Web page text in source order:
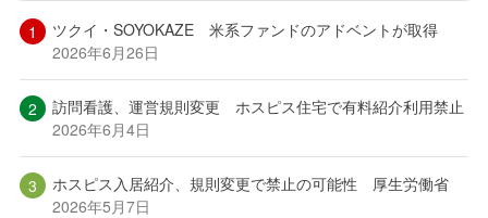
ツクイ・SOYOKAZE 米系ファンドのアドベントが取得
2026年6月26日
訪問看護、運営規則変更 ホスピス住宅で有料紹介利用禁止
2026年6月4日
ホスピス入居紹介、規則変更で禁止の可能性 厚生労働省
2026年5月7日